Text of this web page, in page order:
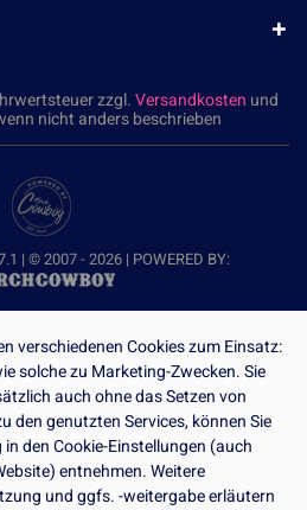
zzgl.Versandkosten und
nicht anders beschrieben
| © 2007 - 2026 | POWERED BY:
verschiedenen Cookies zum Einsatz:
solche zu Marketing-Zwecken. Sie
auch ohne das Setzen von
den genutzten Services, können Sie
den Cookie-Einstellungen (auch
entnehmen. Weitere
und ggfs. -weitergabe erläutern